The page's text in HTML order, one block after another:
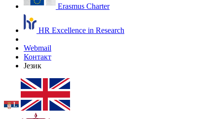
Erasmus Charter
HR Excellence in Research
Webmail
Контакт
Језик